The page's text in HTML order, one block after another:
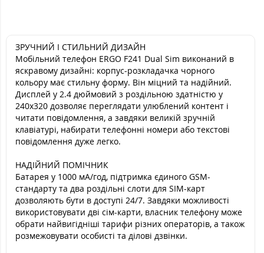
ЗРУЧНИЙ І СТИЛЬНИЙ ДИЗАЙН
Мобільний телефон ERGO F241 Dual Sim виконаний в
яскравому дизайні: корпус-розкладачка чорного
кольору має стильну форму. Він міцний та надійний.
Дисплей у 2.4 дюймовий з роздільною здатністю у
240x320 дозволяє переглядати улюблений контент і
читати повідомлення, а завдяки великій зручній
клавіатурі, набирати телефонні номери або текстові
повідомлення дуже легко.
НАДІЙНИЙ ПОМІЧНИК
Батарея у 1000 мА/год, підтримка єдиного GSM-
стандарту та два роздільні слоти для SIM-карт
дозволяють бути в доступі 24/7. Завдяки можливості
використовувати дві сім-карти, власник телефону може
обрати найвигідніші тарифи різних операторів, а також
розмежовувати особисті та ділові дзвінки.